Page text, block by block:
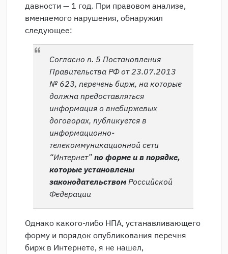
давности — 1 год. При правовом анализе,
вменяемого нарушения, обнаружил
следующее:
Согласно п. 5 Постановления
Правительства РФ от 23.07.2013
№ 623, перечень бирж, на которые
должна предоставляться
информация о внебиржевых
договорах, публикуется в
информационно-
телекоммуникационной сети
“Интернет” по форме и в порядке,
которые установлены
законодательством Российской
Федерации
Однако какого-либо НПА, устанавливающего
форму и порядок опубликования перечня
бирж в Интернете, я не нашел,